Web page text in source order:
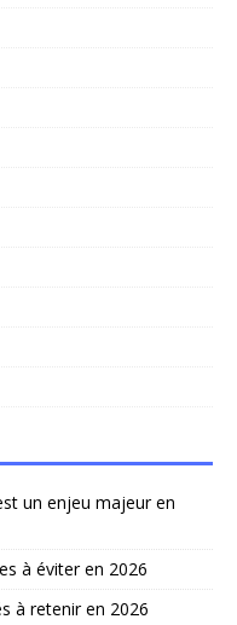
un enjeu majeur en
à éviter en 2026
à retenir en 2026